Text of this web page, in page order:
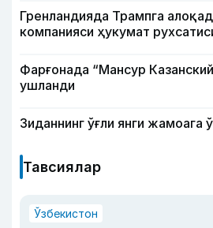
Гренландияда Трампга
компанияси ҳукумат
Фарғонада “Мансур
ушланди
Зиданнинг ўғли янги жамоага
Тавсиялар
Ўзбекистон